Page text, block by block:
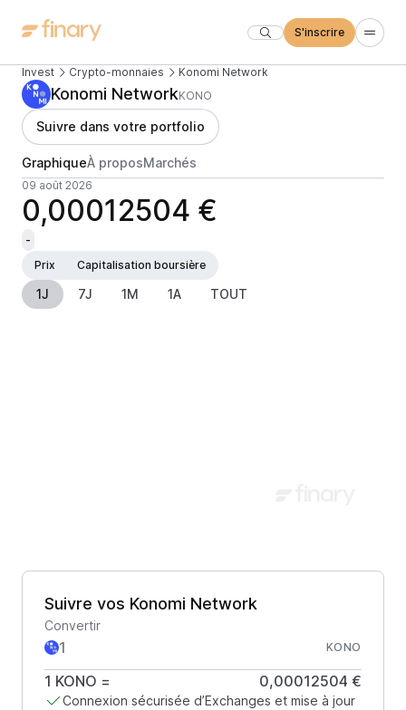
S'inscrire
Invest Crypto-monnaies Konomi Network
Konomi NetworkKONO
Suivre dans votre portfolio
GraphiqueÀ proposMarchés
09 août 2026
0,00012504 €
-
Prix
Capitalisation boursière
1J 7J 1M 1A TOUT
Suivre vos Konomi Network
Convertir
KONO
1 KONO = 0,00012504 €
Connexion sécurisée d’Exchanges et mise à jour